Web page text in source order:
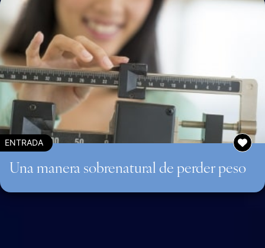
ENTRADA
Una manera sobrenatural de perder peso